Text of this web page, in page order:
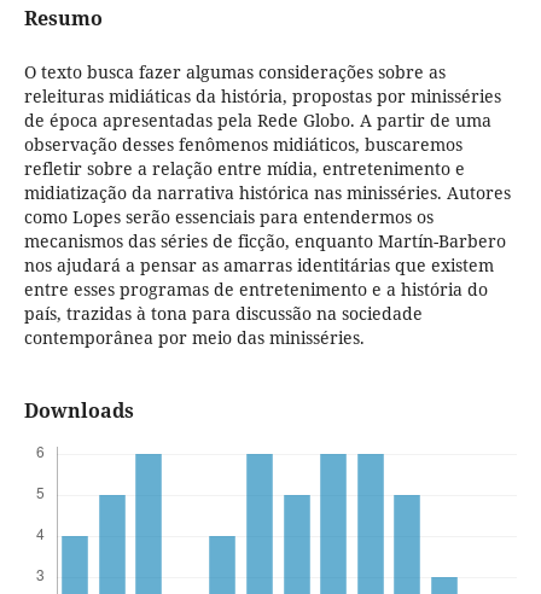
Resumo
O texto busca fazer algumas considerações sobre as
releituras midiáticas da história, propostas por minisséries
de época apresentadas pela Rede Globo. A partir de uma
observação desses fenômenos midiáticos, buscaremos
refletir sobre a relação entre mídia, entretenimento e
midiatização da narrativa histórica nas minisséries. Autores
como Lopes serão essenciais para entendermos os
mecanismos das séries de ficção, enquanto Martín-Barbero
nos ajudará a pensar as amarras identitárias que existem
entre esses programas de entretenimento e a história do
país, trazidas à tona para discussão na sociedade
contemporânea por meio das minisséries.
Downloads